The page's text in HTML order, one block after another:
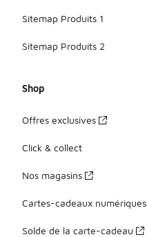
Sitemap Produits 1
Sitemap Produits 2
Shop
Offres exclusives
Click & collect
Nos magasins
Cartes-cadeaux numériques
Solde de la carte-cadeau